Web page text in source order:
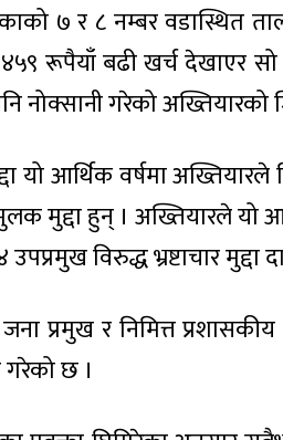
७ र ८ नम्बर वडास्थित
रूपैयाँ बढी खर्च देखाएर
नोक्सानी गरेको अख्तियारको
यो आर्थिक वर्षमा
मुद्दा हुन् । अख्तियारले यो
विरुद्ध भ्रष्टाचार मुद्दा
प्रमुख र निमित्त
गरेको छ ।